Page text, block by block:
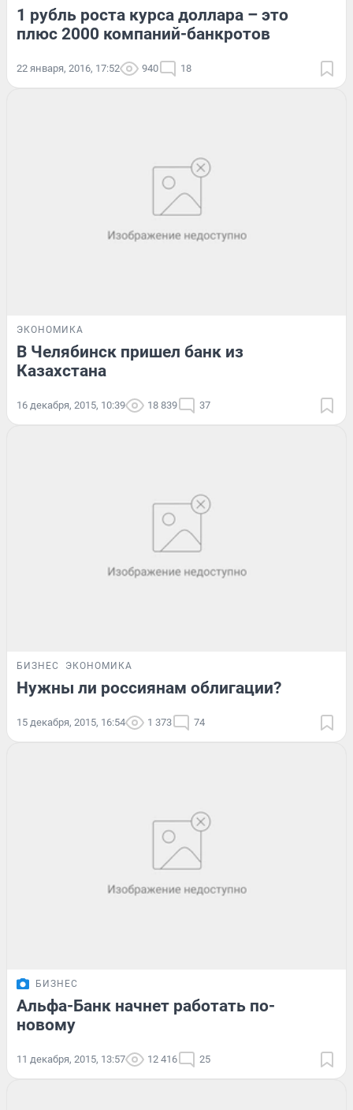
1 рубль роста курса доллара – это
плюс 2000 компаний-банкротов
22 января, 2016, 17:52 940 18
ЭКОНОМИКА
В Челябинск пришел банк из
Казахстана
16 декабря, 2015, 10:39 18 839 37
БИЗНЕС ЭКОНОМИКА
Нужны ли россиянам облигации?
15 декабря, 2015, 16:54 1 373 74
БИЗНЕС
Альфа-Банк начнет работать по-
новому
11 декабря, 2015, 13:57 12 416 25